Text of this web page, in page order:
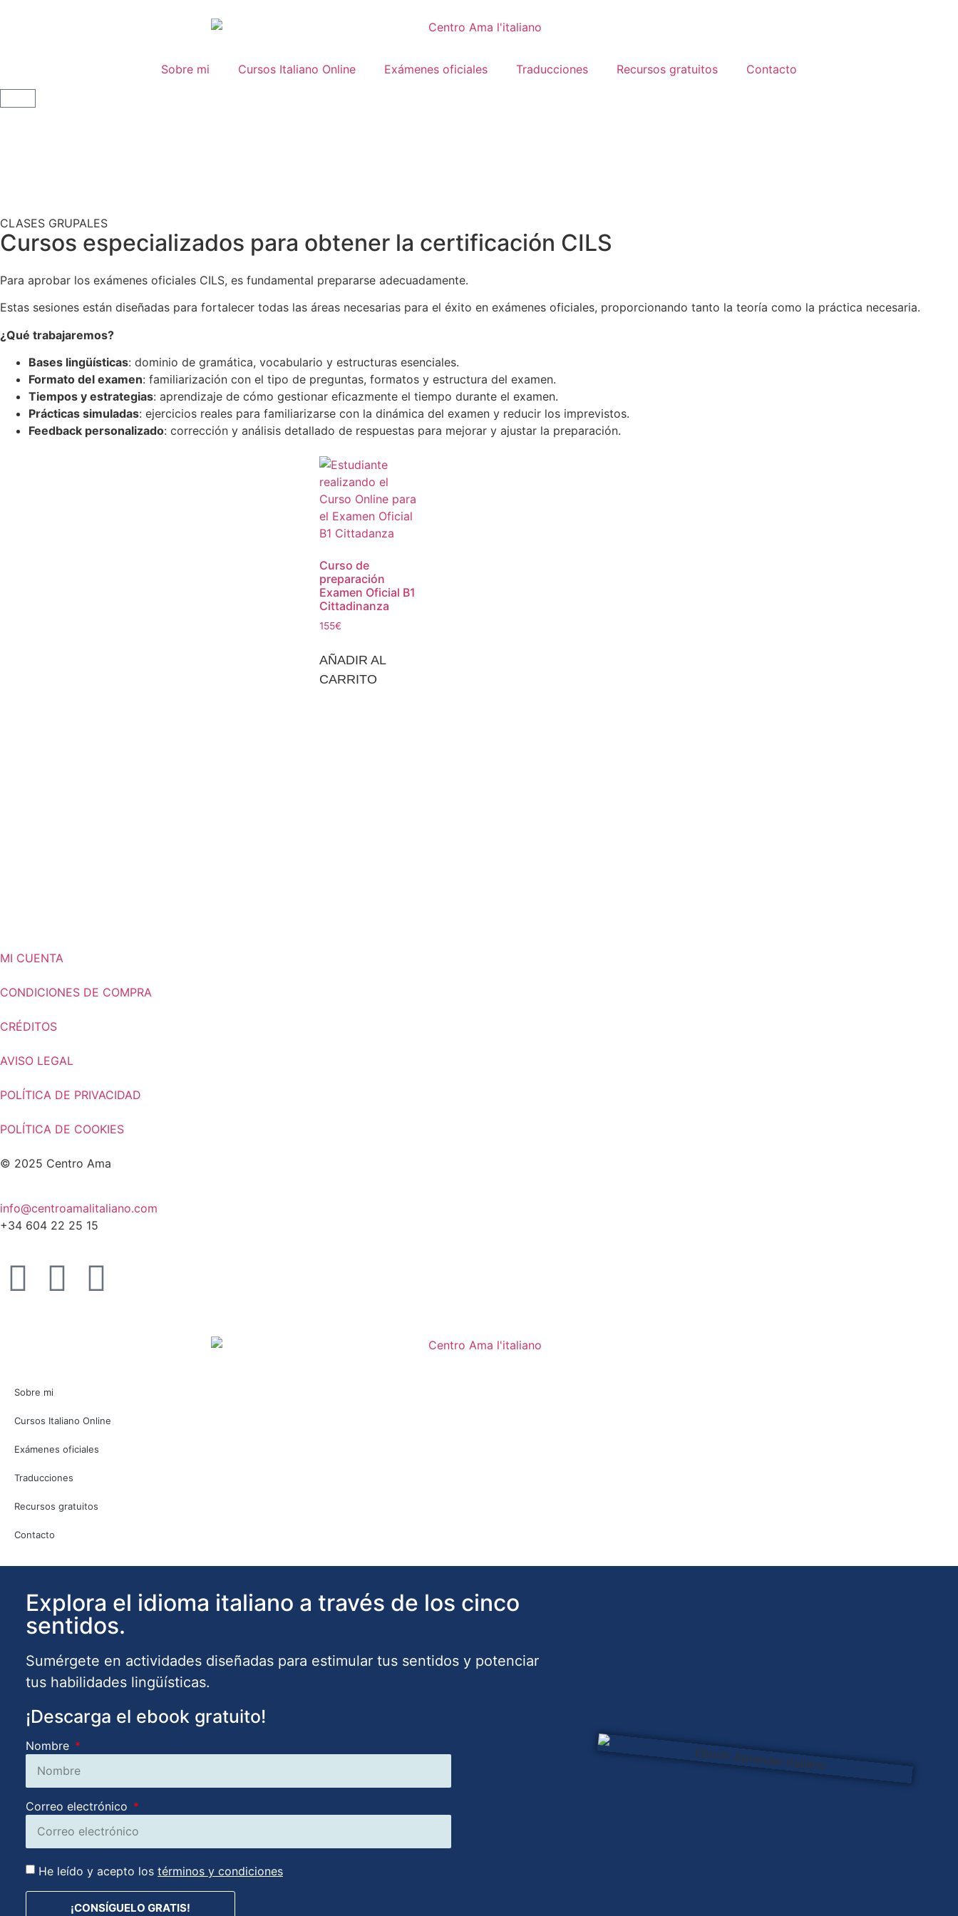
Sobre mi Cursos Italiano Online Exámenes oficiales Traducciones Recursos gratuitos Contacto
CLASES GRUPALES
Cursos especializados para obtener la certificación CILS
Para aprobar los exámenes oficiales CILS, es fundamental prepararse adecuadamente.
Estas sesiones están diseñadas para fortalecer todas las áreas necesarias para el éxito en exámenes oficiales, proporcionando tanto la teoría como la práctica necesaria.
¿Qué trabajaremos?
Bases lingüísticas: dominio de gramática, vocabulario y estructuras esenciales.
Formato del examen: familiarización con el tipo de preguntas, formatos y estructura del examen.
Tiempos y estrategias: aprendizaje de cómo gestionar eficazmente el tiempo durante el examen.
Prácticas simuladas: ejercicios reales para familiarizarse con la dinámica del examen y reducir los imprevistos.
Feedback personalizado: corrección y análisis detallado de respuestas para mejorar y ajustar la preparación.
Curso de
preparación
Examen Oficial B1
Cittadinanza
155€
AÑADIR AL
CARRITO
MI CUENTA
CONDICIONES DE COMPRA
CRÉDITOS
AVISO LEGAL
POLÍTICA DE PRIVACIDAD
POLÍTICA DE COOKIES
© 2025 Centro Ama
info@centroamalitaliano.com
+34 604 22 25 15
Sobre mi
Cursos Italiano Online
Exámenes oficiales
Traducciones
Recursos gratuitos
Contacto
Explora el idioma italiano a través de los cinco
sentidos.
Sumérgete en actividades diseñadas para estimular tus sentidos y potenciar
tus habilidades lingüísticas.
¡Descarga el ebook gratuito!
Nombre
Correo electrónico
He leído y acepto los términos y condiciones
¡CONSÍGUELO GRATIS!